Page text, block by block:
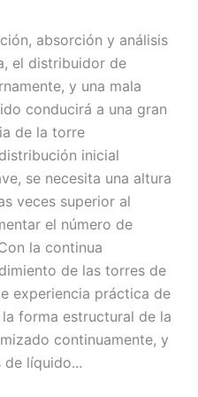
absorción y análisis
el distribuidor de
y una mala
conducirá a una gran
de la torre
inicial
se necesita una altura
veces superior al
el número de
la continua
de las torres de
experiencia práctica de
forma estructural de la
continuamente, y
líquido...